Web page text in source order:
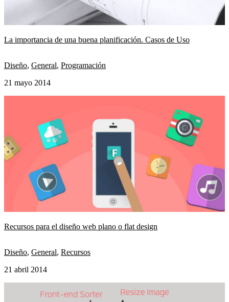
La importancia de una buena planificación. Casos de Uso
Diseño, General, Programación
21 mayo 2014
Recursos para el diseño web plano o flat design
Diseño, General, Recursos
21 abril 2014